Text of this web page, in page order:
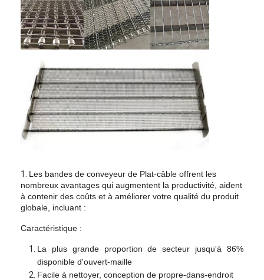
Aperçu
A propos de nous
1. Les bandes de conveyeur de Plat-câble offrent les
nombreux avantages qui augmentent la productivité, aident
à contenir des coûts et à améliorer votre qualité du produit
globale, incluant :
Caractéristique :
La plus grande proportion de secteur jusqu'à 86%
disponible d'ouvert-maille
Facile à nettoyer, conception de propre-dans-endroit